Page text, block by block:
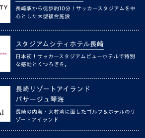
長崎駅から徒歩約10分！サッカースタジアムを中
心とした大型複合施設
スタジアムシティホテル長崎
日本初！サッカースタジアムビューホテルで特別
な感動とくつろぎを。
長崎リゾートアイランド
パサージュ琴海
長崎の内海・大村湾に面したゴルフ＆ホテルのリ
ゾートアイランド